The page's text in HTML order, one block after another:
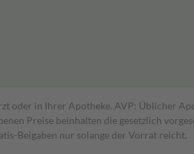
oder in Ihrer Apotheke. AVP: Üblicher
Preise beinhalten die gesetzlich
Beigaben nur solange der Vorrat reicht.